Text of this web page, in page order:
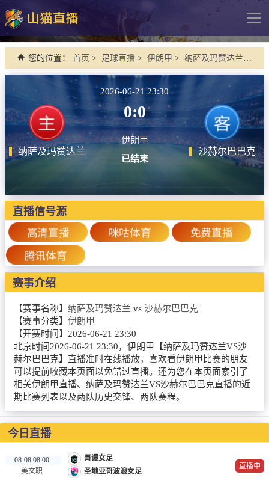
导
网站首页
德甲
法甲
西甲
欧冠杯
中超
篮球直播
NBA
CBA
录像
足球录像
篮球录像
新闻
足球新闻
篮球新闻
体育词条
您的位置： 首页 > 足球直播 > 伊朗甲 > 纳萨及玛赞达兰 VS 沙赫尔巴巴克
纳萨及玛赞达兰
2026-06-21 23:30
0:0
伊朗甲
已结束
沙赫尔巴巴克
直播信号源
高清直播 咪咕体育 免费直播
腾讯体育
赛事介绍
【赛事名称】 纳萨及玛赞达兰 vs 沙赫尔巴巴克
【赛事分类】 伊朗甲
【开赛时间】 2026-06-21 23:30
北京时间2026-06-21 23:30，伊朗甲【纳萨及玛赞达兰VS沙
赫尔巴巴克】直播准时在线播放，喜欢看伊朗甲比赛的朋友
可以提前收藏本页面以免错过直播。还为您在本页面索引了
相关伊朗甲直播、纳萨及玛赞达兰VS沙赫尔巴巴克直播的近
期比赛列表以及两队历史交锋、两队赛程。
今日直播
08-08 08:00
美女职
哥谭女足
圣地亚哥波浪女足
直播中